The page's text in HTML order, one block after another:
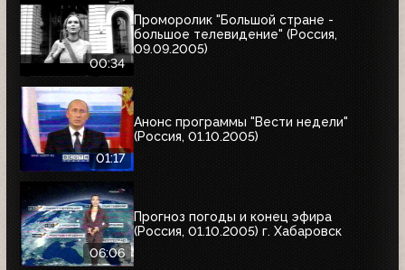
00:34
Проморолик "Большой стране -
большое телевидение" (Россия,
09.09.2005)
01:17
Анонс программы "Вести недели"
(Россия, 01.10.2005)
06:06
Прогноз погоды и конец эфира
(Россия, 01.10.2005) г. Хабаровск